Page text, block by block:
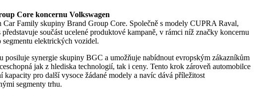
Core koncernu Volkswagen
Family skupiny Brand Group Core. Společně s modely CUPRA Raval,
součást ucelené produktové kampaně, v rámci níž značky koncernu
elektrických vozidel.
posiluje synergie skupiny BGC a umožňuje nabídnout evropským zákazníkům
jak z hlediska technologií, tak i ceny. Tento krok zároveň automobilce
pro další vysoce žádané modely a navíc dává příležitost
segmenty trhu.